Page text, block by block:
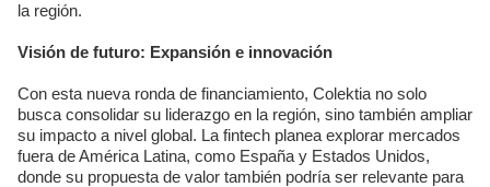
la región.
Visión de futuro: Expansión e innovación
Con esta nueva ronda de financiamiento, Colektia no solo
busca consolidar su liderazgo en la región, sino también ampliar
su impacto a nivel global. La fintech planea explorar mercados
fuera de América Latina, como España y Estados Unidos,
donde su propuesta de valor también podría ser relevante para